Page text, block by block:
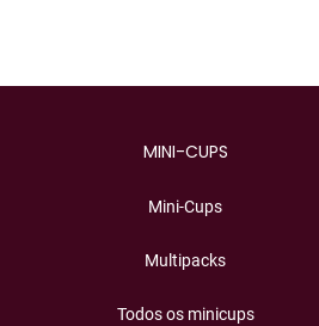
MINI-CUPS
Mini-Cups
Multipacks
Todos os minicups